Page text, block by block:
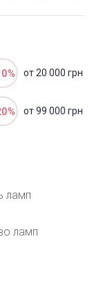
от 20 000 грн
от 99 000 грн
ламп
ламп